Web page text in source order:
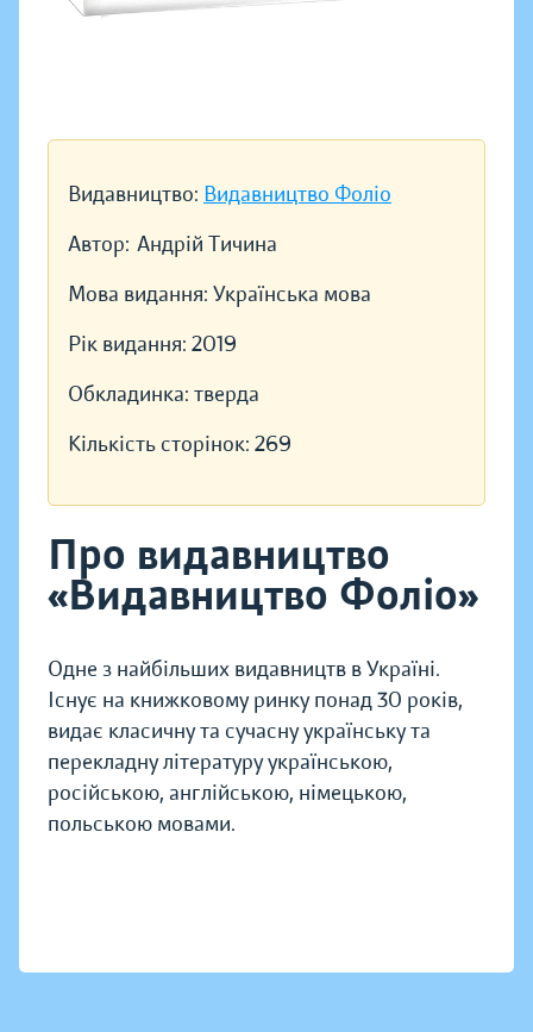
Видавництво: Видавництво Фоліо
Автор: Андрій Тичина
Мова видання: Українська мова
Рік видання: 2019
Обкладинка: тверда
Кількість сторінок: 269
Про видавництво
«Видавництво Фоліо»
Одне з найбільших видавництв в Україні.
Існує на книжковому ринку понад 30 років,
видає класичну та сучасну українську та
перекладну літературу українською,
російською, англійською, німецькою,
польською мовами.